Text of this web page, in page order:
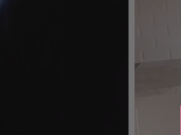
Ja
kompositt av stein og alminimum